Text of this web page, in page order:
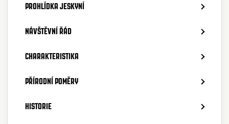
PROHLÍDKA JESKYNÍ
NÁVŠTĚVNÍ ŘÁD
CHARAKTERISTIKA
PŘÍRODNÍ POMĚRY
HISTORIE